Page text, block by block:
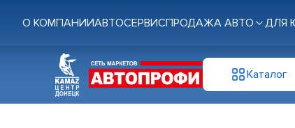
О КОМПАНИИАВТОСЕРВИСПРОДАЖА АВТО ДЛЯ
Каталог